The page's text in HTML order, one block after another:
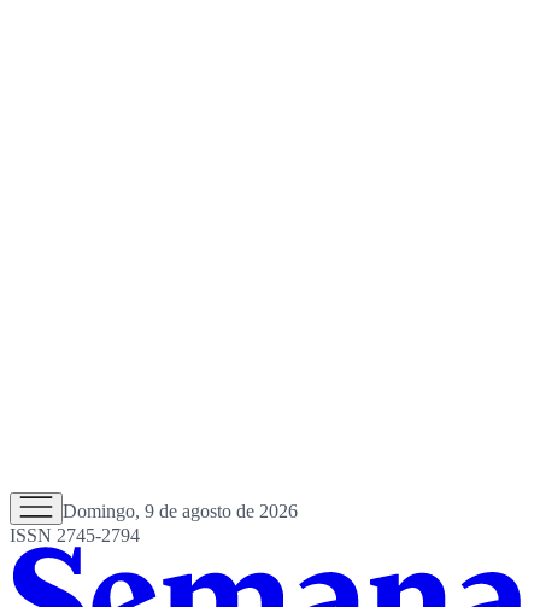
Domingo, 9 de agosto de 2026
ISSN 2745-2794